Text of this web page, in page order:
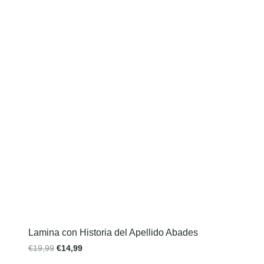
Lamina con Historia del Apellido Abades
€19,99 €14,99